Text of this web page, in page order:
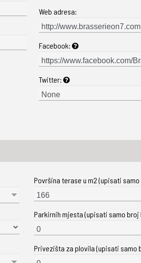
Web adresa:
Facebook:
Twitter:
Površina terase u m2 (upisati
Parkirnih mjesta (upisati samo
Privezišta za plovila (upisati samo